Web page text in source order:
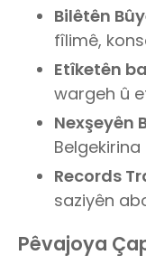
Bilêtên
fîlimê,
Etîketên
wargeh û
Nexşeyên
Records
saziyên
Pêvajoya